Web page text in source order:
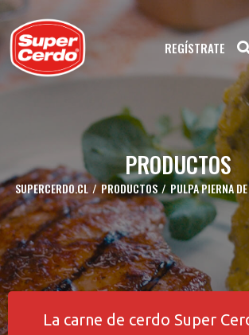
REGÍSTRATE
PRODUCTOS
SUPERCERDO.CL / PRODUCTOS / PULPA PIERNA
La carne de cerdo Super